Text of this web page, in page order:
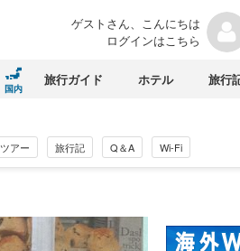
ゲストさん、 こんにちは
ログインはこちら
国内
旅行ガイド ホテル 旅行
ツアー 旅行記 Q＆A Wi-Fi